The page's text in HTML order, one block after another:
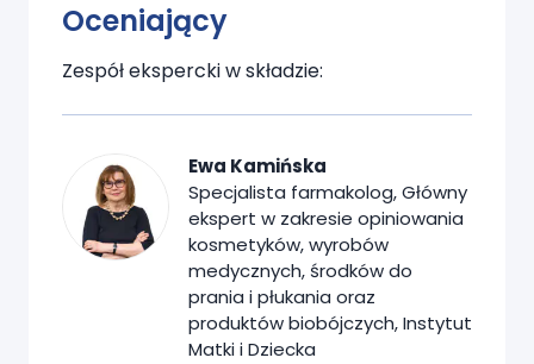
Oceniający
Zespół ekspercki w składzie:
Ewa Kamińska
Specjalista farmakolog, Główny
ekspert w zakresie opiniowania
kosmetyków, wyrobów
medycznych, środków do
prania i płukania oraz
produktów biobójczych, Instytut
Matki i Dziecka